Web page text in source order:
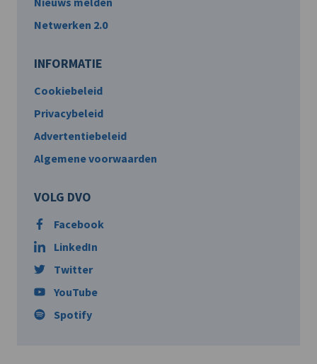
Netwerken 2.0
INFORMATIE
Cookiebeleid
Privacybeleid
Advertentiebeleid
Algemene voorwaarden
VOLG DVO
Facebook
LinkedIn
Twitter
YouTube
Spotify